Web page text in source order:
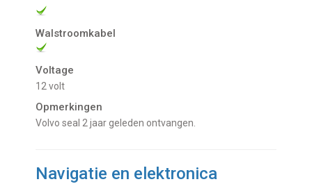
Walstroomkabel
Voltage
12 volt
Opmerkingen
Volvo seal 2 jaar geleden ontvangen.
Navigatie en elektronica